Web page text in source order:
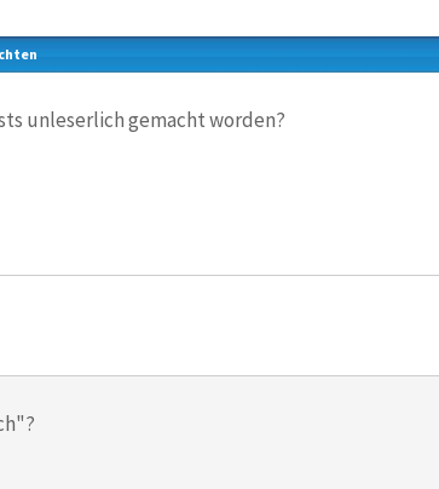
unleserlich gemacht worden?